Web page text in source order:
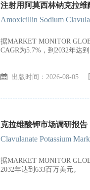
注射用阿莫西林钠克拉维
Amoxicillin Sodium
据MARKET MONITOR
CAGR为5.7%，到2032年达到
出版时间：2026-08-05
克拉维酸钾市场调研报告
Clavulanate Potassium
据MARKET MONITOR
2032年达到633百万美元。